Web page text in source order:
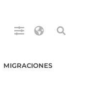
MIGRACIONES